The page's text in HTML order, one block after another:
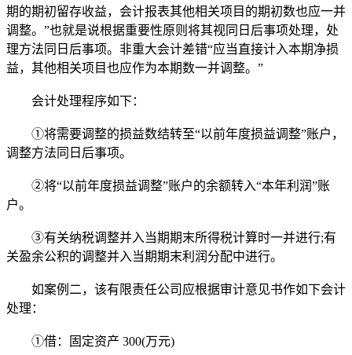
期的期初留存收益，会计报表其他相关项目的期初数也应一并
调整。”也就是说根据重要性原则将其视同日后事项处理，处
理方法同日后事项。非重大会计差错“应当直接计入本期净损
益，其他相关项目也应作为本期数一并调整。”
会计处理程序如下：
①将需要调整的损益数结转至“以前年度损益调整”账户，
调整方法同日后事项。
②将“以前年度损益调整”账户的余额转入“本年利润”账
户。
③有关纳税调整并入当期期末所得税计算时一并进行;有
关盈余公积的调整并入当期期末利润分配中进行。
如案例二，该有限责任公司应根据审计意见书作如下会计
处理：
①借：固定资产 300(万元)